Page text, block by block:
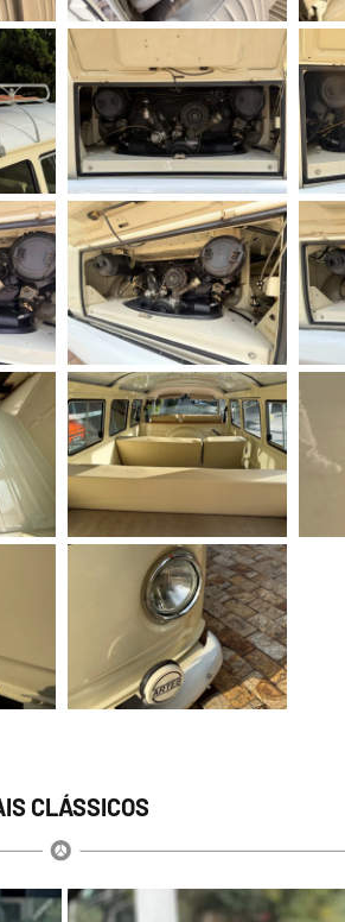
CLÁSSICOS